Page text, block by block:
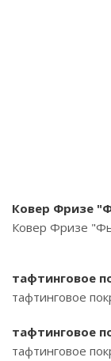
Ковер Фризе
Ковер Фризе
тафтинговое
тафтинговое
тафтинговое
тафтинговое